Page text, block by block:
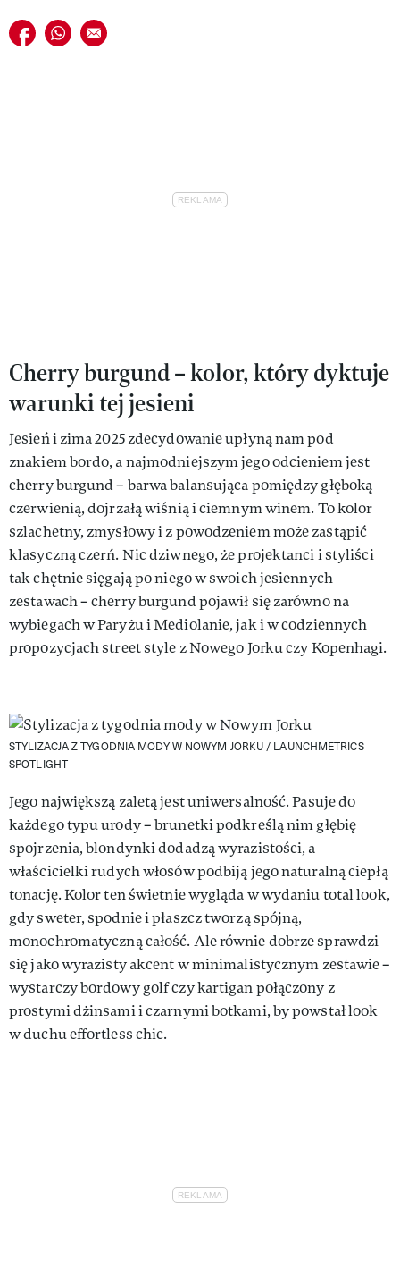
Udostępnij na facebook
Udostępnij na whatsapp
E-mail do przyjaciela
Cherry burgund – kolor, który dyktuje
warunki tej jesieni
Jesień i zima 2025 zdecydowanie upłyną nam pod
znakiem bordo, a najmodniejszym jego odcieniem jest
cherry burgund – barwa balansująca pomiędzy głęboką
czerwienią, dojrzałą wiśnią i ciemnym winem. To kolor
szlachetny, zmysłowy i z powodzeniem może zastąpić
klasyczną czerń. Nic dziwnego, że projektanci i styliści
tak chętnie sięgają po niego w swoich jesiennych
zestawach – cherry burgund pojawił się zarówno na
wybiegach w Paryżu i Mediolanie, jak i w codziennych
propozycjach street style z Nowego Jorku czy Kopenhagi.
STYLIZACJA Z TYGODNIA MODY W NOWYM JORKU / LAUNCHMETRICS
SPOTLIGHT
Jego największą zaletą jest uniwersalność. Pasuje do
każdego typu urody – brunetki podkreślą nim głębię
spojrzenia, blondynki dodadzą wyrazistości, a
właścicielki rudych włosów podbiją jego naturalną ciepłą
tonację. Kolor ten świetnie wygląda w wydaniu total look,
gdy sweter, spodnie i płaszcz tworzą spójną,
monochromatyczną całość. Ale równie dobrze sprawdzi
się jako wyrazisty akcent w minimalistycznym zestawie –
wystarczy bordowy golf czy kartigan połączony z
prostymi dżinsami i czarnymi botkami, by powstał look
w duchu effortless chic.